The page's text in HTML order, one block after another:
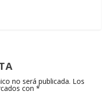
no será publicada. Los
con*